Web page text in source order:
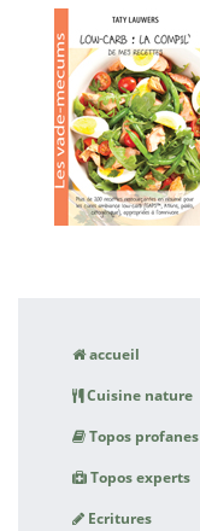
accueil
Cuisine nature
Topos profanes
Topos experts
Ecritures